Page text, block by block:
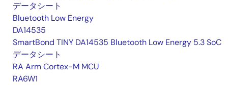
データシート
Bluetooth Low Energy
DA14535
SmartBond TINY DA14535 Bluetooth Low Energy 5.3 SoC
データシート
RA Arm Cortex-M MCU
RA6W1